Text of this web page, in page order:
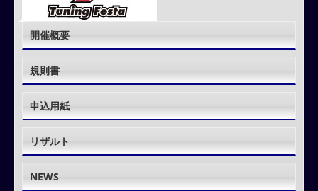
開催概要
規則書
申込用紙
リザルト
NEWS